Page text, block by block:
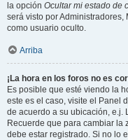
la opción Ocultar mi estado de
será visto por
como usuario oculto.
Arriba
¡La hora en los foros no es
Es posible que esté viendo la
este es el caso, visite el Panel
de acuerdo a su ubicación, e.j.
Recuerde que para cambiar la
debe estar registrado. Si no lo